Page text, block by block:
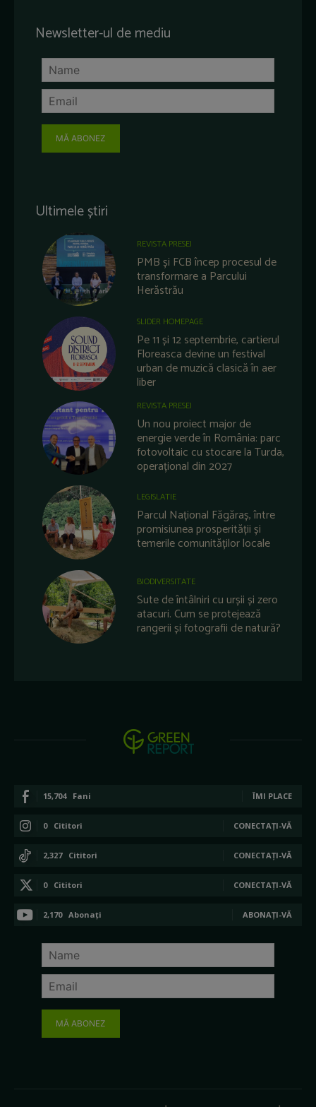
Newsletter-ul de mediu
MĂ ABONEZ
Ultimele știri
REVISTA PRESEI
PMB și FCB încep procesul de
transformare a Parcului
Herăstrău
SLIDER HOMEPAGE
Pe 11 și 12 septembrie, cartierul
Floreasca devine un festival
urban de muzică clasică în aer
liber
REVISTA PRESEI
Un nou proiect major de
energie verde în România: parc
fotovoltaic cu stocare la Turda,
operațional din 2027
LEGISLATIE
Parcul Național Făgăraș, între
promisiunea prosperității și
temerile comunităților locale
BIODIVERSITATE
Sute de întâlniri cu urșii și zero
atacuri. Cum se protejează
rangerii și fotografii de natură?
15,704 Fani ÎMI PLACE
0 Cititori CONECTAȚI-VĂ
2,327 Cititori CONECTAȚI-VĂ
0 Cititori CONECTAȚI-VĂ
2,170 Abonați ABONAȚI-VĂ
MĂ ABONEZ